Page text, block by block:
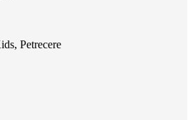
Petrecere